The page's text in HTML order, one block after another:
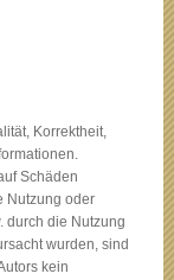
Korrektheit,
Schäden
Nutzung oder
durch die Nutzung
wurden, sind
kein